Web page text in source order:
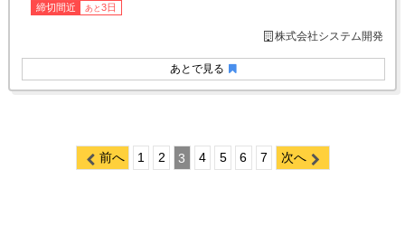
あとで見る
締切間近 あと 3日
株式会社システム開発
前へ 1 2 3 4 5 6 7 次へ